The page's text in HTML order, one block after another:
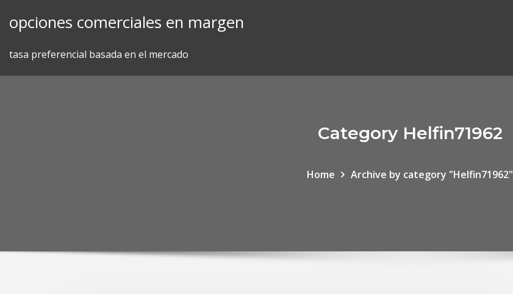
opciones comerciales en margen
tasa preferencial basada en el mercado
Category Helfin71962
Home Archive by category "Helfin71962"